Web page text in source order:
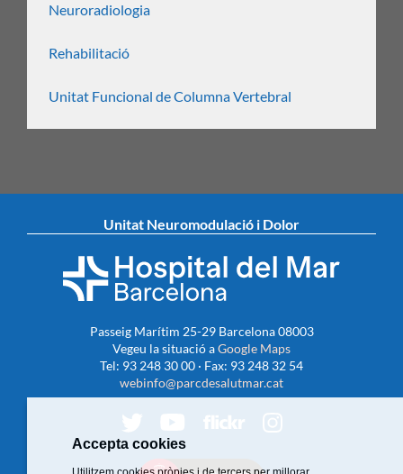
Neuroradiologia
Rehabilitació
Unitat Funcional de Columna Vertebral
Unitat Neuromodulació i Dolor
Passeig Marítim 25-29 Barcelona 08003
Vegeu la situació aGoogle Maps
Tel: 93 248 30 00 · Fax: 93 248 32 54
webinfo@parcdesalutmar.cat
Accepta cookies